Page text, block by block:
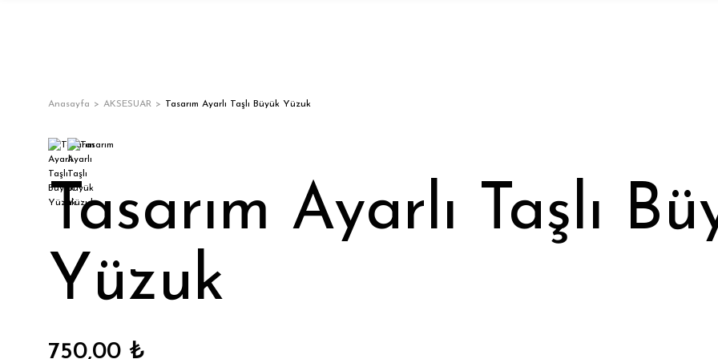
Anasayfa AKSESUAR Tasarım Ayarlı Taşlı Büyük Yüzuk
Tasarım Ayarlı Taşlı
Yüzuk
750,00 ₺